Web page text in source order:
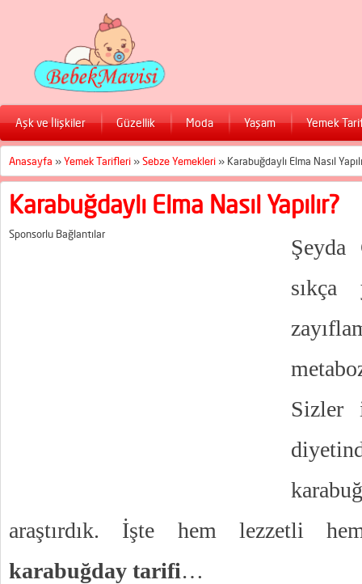
Aşk ve İlişkiler Güzellik Moda Yaşam Yemek
Anasayfa »Yemek Tarifleri »Sebze Yemekleri » Karabuğdaylı Elma Nasıl
Karabuğdaylı Elma Nasıl Yapılır?
Sponsorlu Bağlantılar
Şeyda
sıkça
Sizler
araştırdık. İşte hem lezzetli
karabuğday tarifi…